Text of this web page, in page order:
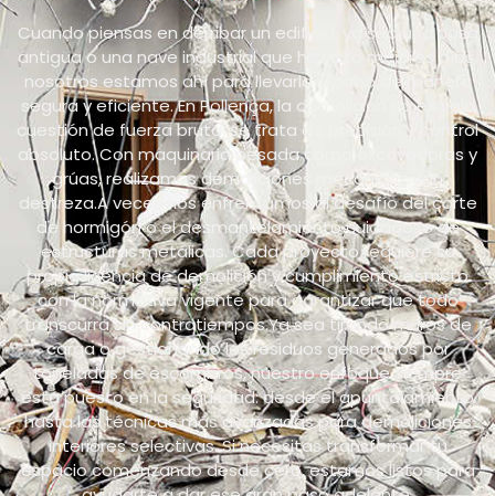
Cuando piensas en derribar un edificio, ya sea una casa
antigua o una nave industrial que ha visto mejores días,
nosotros estamos ahí para llevarlo a cabo de manera
segura y eficiente. En Pollença, la demolición no es solo
cuestión de fuerza bruta: se trata de precisión y control
absoluto. Con maquinaria pesada como excavadoras y
grúas, realizamos demoliciones mecánicas con
destreza.A veces nos enfrentamos al desafío del corte
de hormigón o el desmantelamiento cuidadoso de
estructuras metálicas. Cada proyecto requiere su
propia licencia de demolición y cumplimiento estricto
con la normativa vigente para garantizar que todo
transcurra sin contratiempos.Ya sea tirando muros de
carga o gestionando los residuos generados por
toneladas de escombros, nuestro enfoque siempre
está puesto en la seguridad: desde el apuntalamiento
hasta las técnicas más avanzadas para demoliciones
interiores selectivas. Si necesitas transformar tu
espacio comenzando desde cero, estamos listos para